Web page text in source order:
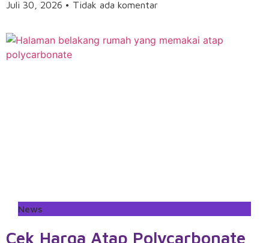
Juli 30, 2026
Tidak ada komentar
News
Cek Harga Atap Polycarbonate